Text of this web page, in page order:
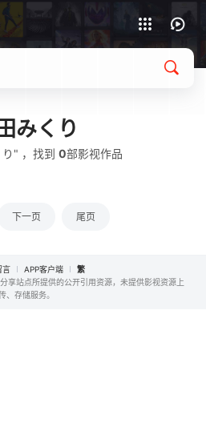
みくり
" ，找到 0部影视作品
下一页 尾页
言 APP客户端
繁
享站点所提供的公开引用资源，未提供影视资源上
、存储服务。